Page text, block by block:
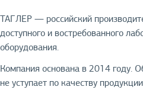
ТАГЛЕР — российский
доступного и востребованного
оборудования.
Компания основана в 2014 году.
не уступает по качеству